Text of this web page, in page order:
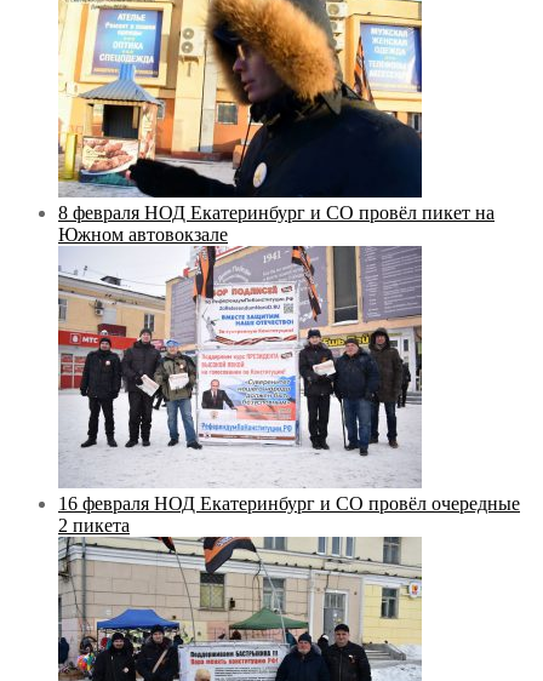
8 февраля НОД Екатеринбург и СО провёл пикет на
Южном автовокзале
16 февраля НОД Екатеринбург и СО провёл очередные
2 пикета